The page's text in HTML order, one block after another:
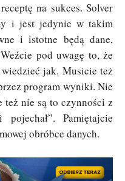
na sukces. Solver
i jest jedynie w takim
i istotne będą dane,
pod uwagę to, że
jak. Musicie też
program wyniki. Nie
też nie są to czynności z
Pamiętajcie
obróbce danych.